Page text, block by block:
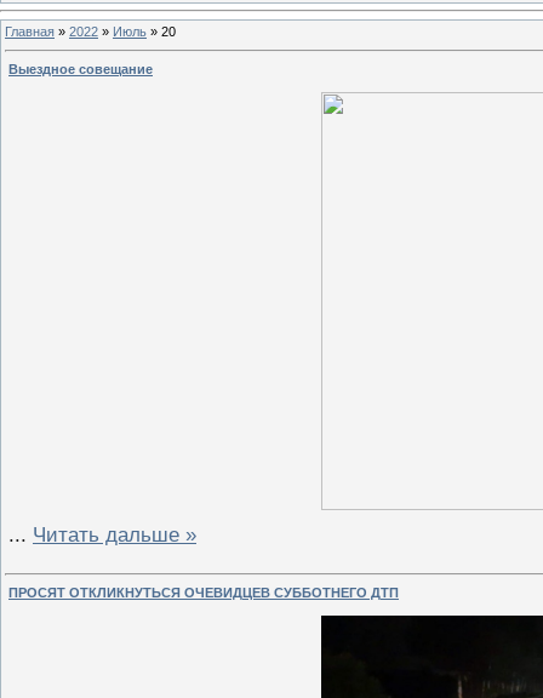
Главная » 2022 » Июль » 20
Выездное совещание
... Читать дальше »
ПРОСЯТ ОТКЛИКНУТЬСЯ ОЧЕВИДЦЕВ СУББОТНЕГО ДТП